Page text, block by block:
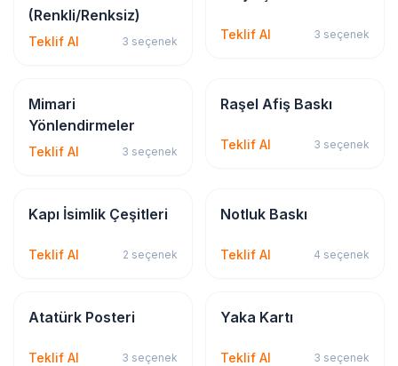
(Renkli/Renksiz)
Teklif Al 3 seçenek Teklif Al 3 seçenek
İSG & Levha
Mimari
Yönlendirmeler
Teklif Al 3 seçenek
Bayrak & Flama
Raşel Afiş Baskı
Teklif Al 3 seçenek
İSG & Levha
Kapı İsimlik Çeşitleri
Teklif Al 2 seçenek
Kırtasiye & Matbu
Notluk Baskı
Teklif Al 4 seçenek
Bayrak & Flama
Atatürk Posteri
Teklif Al 3 seçenek
İSG & Levha
Yaka Kartı
Teklif Al 3 seçenek